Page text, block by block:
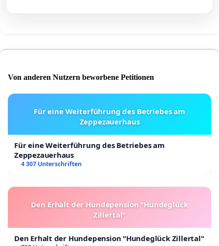
Von anderen Nutzern beworbene Petitionen
Für eine Weiterführung des Betriebes am
Zeppezauerhaus
Für eine Weiterführung des Betriebes am
Zeppezauerhaus
4 307 Unterschriften
Den Erhalt der Hundepension "Hundeglück
Zillertal"
Den Erhalt der Hundepension "Hundeglück Zillertal"